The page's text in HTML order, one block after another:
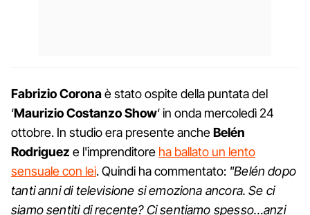
Fabrizio Coronaè stato ospite della puntata del
‘Maurizio Costanzo Show‘ in onda mercoledì 24
ottobre. In studio era presente ancheBelén
Rodriguez e l'imprenditore ha ballato un lento
sensuale con lei. Quindi ha commentato: "Belén dopo
tanti anni di televisione si emoziona ancora. Se ci
siamo sentiti di recente? Ci sentiamo spesso…anzi